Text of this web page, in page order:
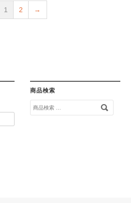
1 2 →
商品検索
検
索